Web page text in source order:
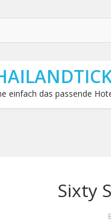
einfach das passende
Sixty